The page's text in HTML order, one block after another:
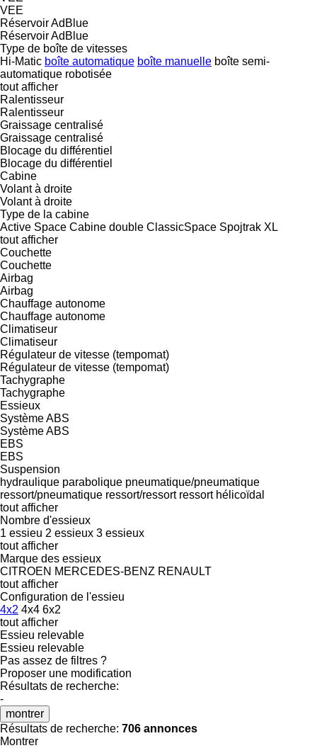
VEE
Réservoir AdBlue
Réservoir AdBlue
Type de boîte de vitesses
Hi-Matic boîte automatique boîte manuelle boîte semi-
automatique robotisée
tout afficher
Ralentisseur
Ralentisseur
Graissage centralisé
Graissage centralisé
Blocage du différentiel
Blocage du différentiel
Cabine
Volant à droite
Volant à droite
Type de la cabine
Active Space Cabine double ClassicSpace Spojtrak XL
tout afficher
Couchette
Couchette
Airbag
Airbag
Chauffage autonome
Chauffage autonome
Climatiseur
Climatiseur
Régulateur de vitesse (tempomat)
Régulateur de vitesse (tempomat)
Tachygraphe
Tachygraphe
Essieux
Système ABS
Système ABS
EBS
EBS
Suspension
hydraulique parabolique pneumatique/pneumatique
ressort/pneumatique ressort/ressort ressort hélicoïdal
tout afficher
Nombre d'essieux
1 essieu 2 essieux 3 essieux
tout afficher
Marque des essieux
CITROEN MERCEDES-BENZ RENAULT
tout afficher
Configuration de l'essieu
4x2 4x4 6x2
tout afficher
Essieu relevable
Essieu relevable
Pas assez de filtres ?
Proposer une modification
Résultats de recherche:
-
montrer
Résultats de recherche: 706 annonces
Montrer